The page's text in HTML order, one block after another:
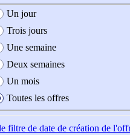
de l'offre
Un jour
Trois jours
Une semaine
Deux semaines
Un mois
Toutes les offres
filtre de date de création de